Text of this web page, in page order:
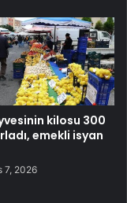
kilosu 300
emekli isyan
7, 2026